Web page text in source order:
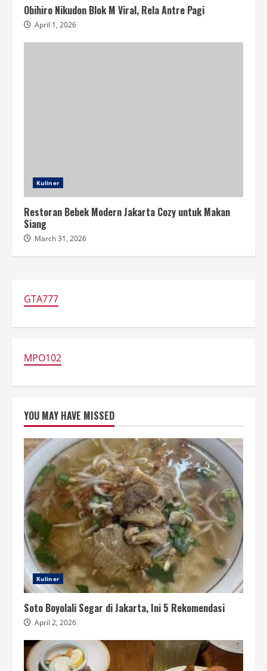
Obihiro Nikudon Blok M Viral, Rela Antre Pagi
April 1, 2026
Kuliner
Restoran Bebek Modern Jakarta Cozy untuk Makan
Siang
March 31, 2026
GTA777
MPO102
YOU MAY HAVE MISSED
Kuliner
Soto Boyolali Segar di Jakarta, Ini 5 Rekomendasi
April 2, 2026